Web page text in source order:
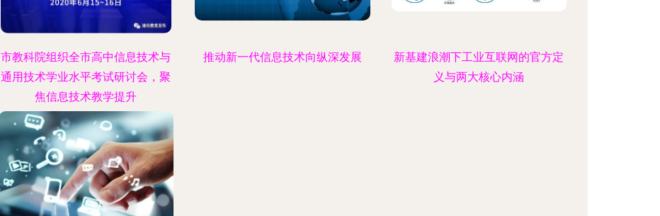
市教科院组织全市高中信息技术与
通用技术学业水平考试研讨会，聚
焦信息技术教学提升
推动新一代信息技术向纵深发展
新基建浪潮下工业互联网的官方定
义与两大核心内涵